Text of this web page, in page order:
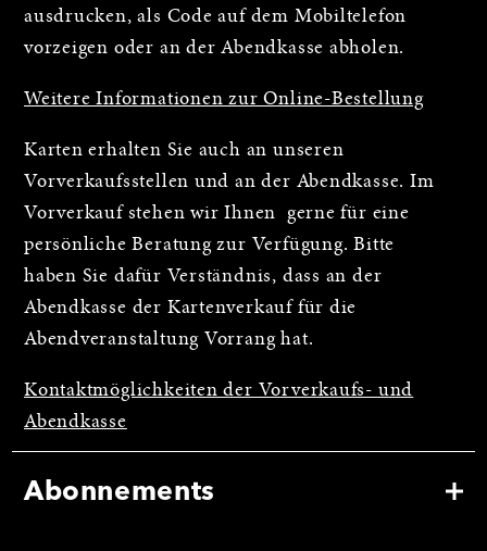
ausdrucken, als Code auf dem Mobiltelefon
vorzeigen oder an der Abendkasse abholen.
Weitere Informationen zur Online-Bestellung
Karten erhalten Sie auch an unseren
Vorverkaufsstellen und an der Abendkasse. Im
Vorverkauf stehen wir Ihnen gerne für eine
persönliche Beratung zur Verfügung. Bitte
haben Sie dafür Verständnis, dass an der
Abendkasse der Kartenverkauf für die
Abendveranstaltung Vorrang hat.
Kontaktmöglichkeiten der Vorverkaufs- und
Abendkasse
Abonnements